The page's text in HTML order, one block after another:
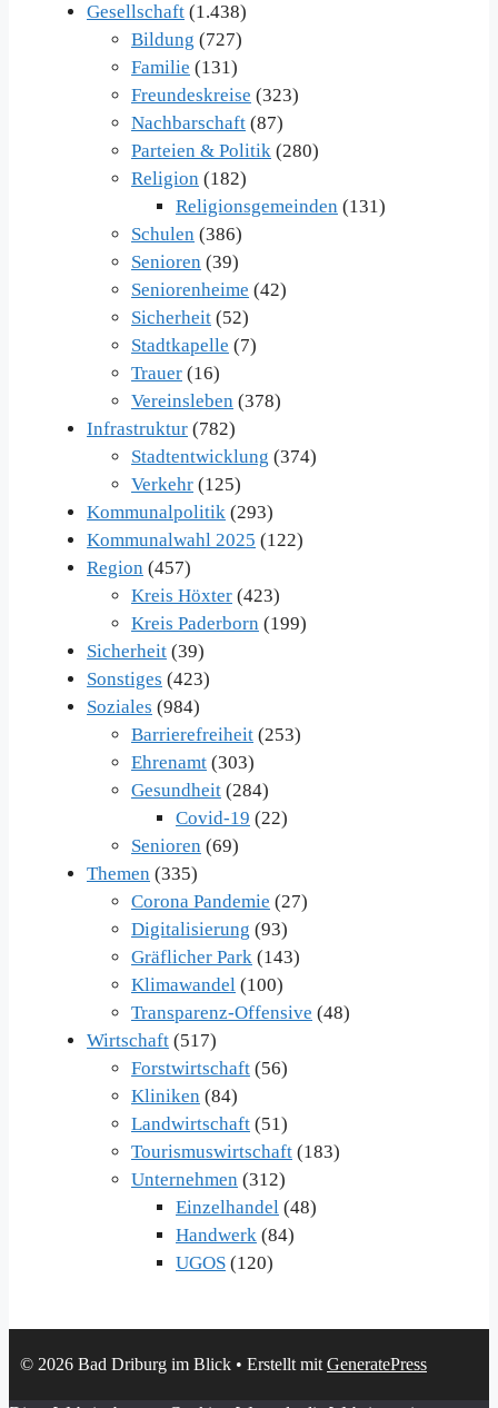
Gesellschaft (1.438)
Bildung (727)
Familie (131)
Freundeskreise (323)
Nachbarschaft (87)
Parteien & Politik (280)
Religion (182)
Religionsgemeinden (131)
Schulen (386)
Senioren (39)
Seniorenheime (42)
Sicherheit (52)
Stadtkapelle (7)
Trauer (16)
Vereinsleben (378)
Infrastruktur (782)
Stadtentwicklung (374)
Verkehr (125)
Kommunalpolitik (293)
Kommunalwahl 2025 (122)
Region (457)
Kreis Höxter (423)
Kreis Paderborn (199)
Sicherheit (39)
Sonstiges (423)
Soziales (984)
Barrierefreiheit (253)
Ehrenamt (303)
Gesundheit (284)
Covid-19 (22)
Senioren (69)
Themen (335)
Corona Pandemie (27)
Digitalisierung (93)
Gräflicher Park (143)
Klimawandel (100)
Transparenz-Offensive (48)
Wirtschaft (517)
Forstwirtschaft (56)
Kliniken (84)
Landwirtschaft (51)
Tourismuswirtschaft (183)
Unternehmen (312)
Einzelhandel (48)
Handwerk (84)
UGOS (120)
© 2026 Bad Driburg im Blick • Erstellt mit GeneratePress